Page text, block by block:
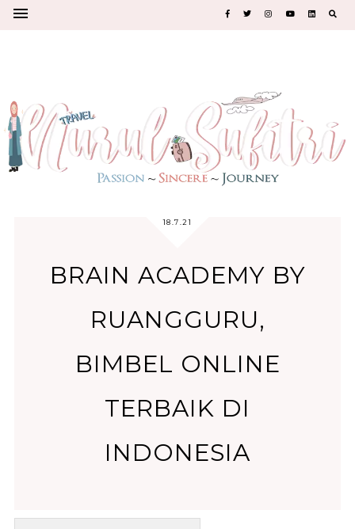
18.7.21
BRAIN ACADEMY BY
RUANGGURU,
BIMBEL ONLINE
TERBAIK DI
INDONESIA